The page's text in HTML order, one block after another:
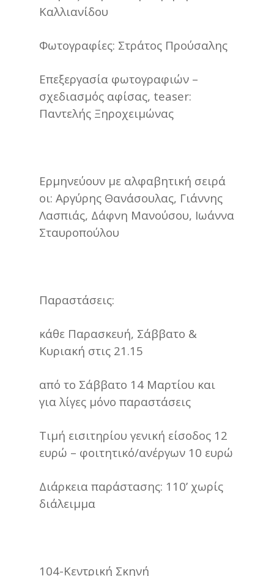
Καλλιανίδου
Φωτογραφίες: Στράτος Προύσαλης
Επεξεργασία φωτογραφιών –
σχεδιασμός αφίσας, teaser:
Παντελής Ξηροχειμώνας
Ερμηνεύουν με αλφαβητική σειρά
οι: Αργύρης Θανάσουλας, Γιάννης
Λασπιάς, Δάφνη Μανούσου, Ιωάννα
Σταυροπούλου
Παραστάσεις:
κάθε Παρασκευή, Σάββατο &
Κυριακή στις 21.15
από το Σάββατο 14 Μαρτίου και
για λίγες μόνο παραστάσεις
Τιμή εισιτηρίου γενική είσοδος 12
ευρώ – φοιτητικό/ανέργων 10 ευρώ
Διάρκεια παράστασης: 110’ χωρίς
διάλειμμα
104-Κεντρική Σκηνή